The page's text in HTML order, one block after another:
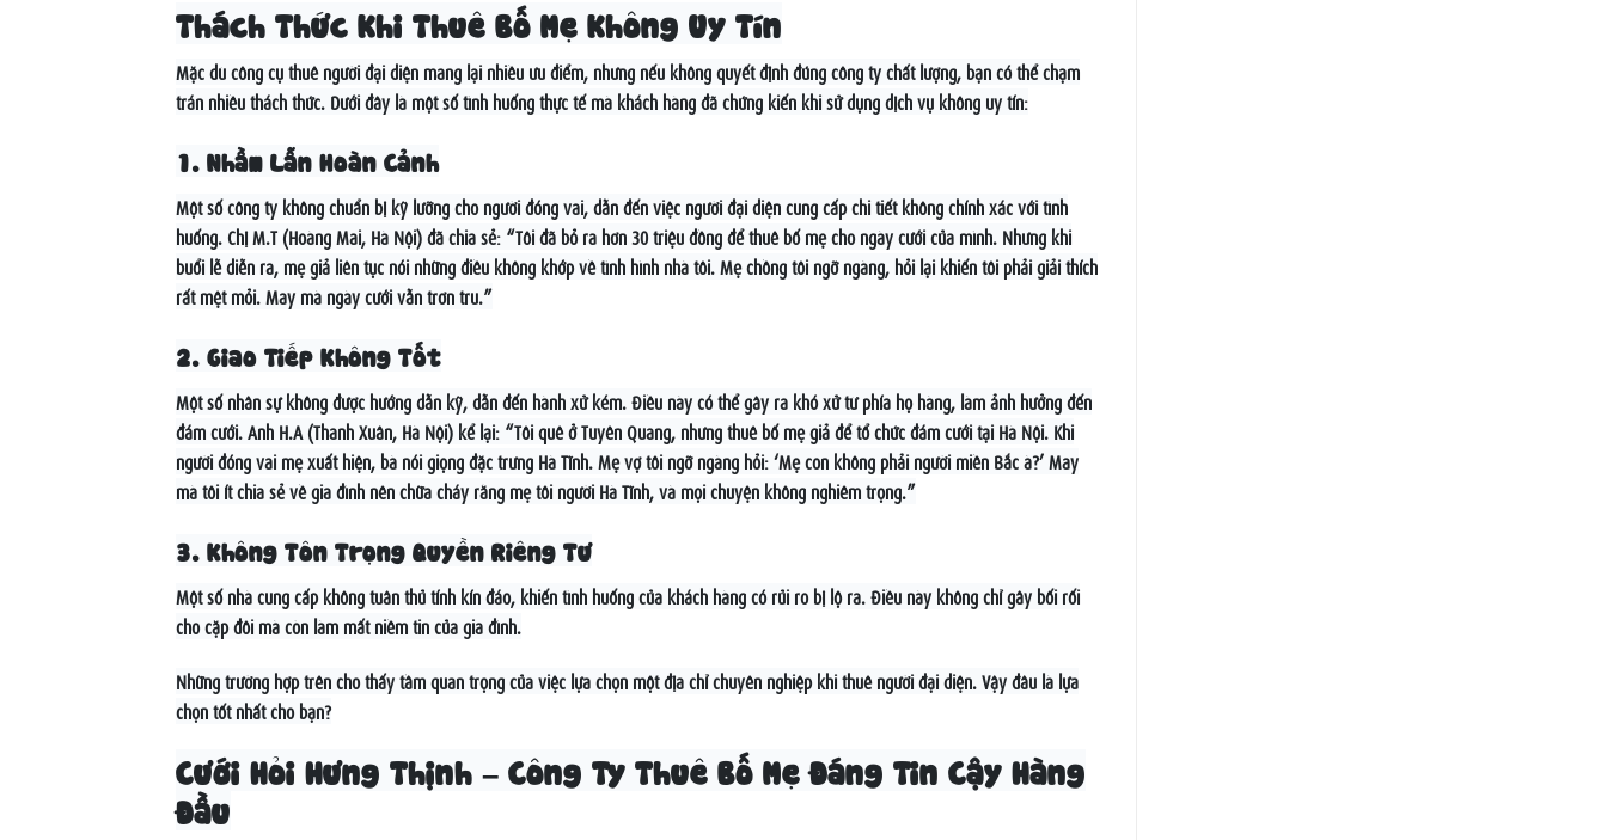
Thách Thức Khi Thuê Bố Mẹ Không Uy Tín
Mặc dù công cụ thuê người đại diện mang lại nhiều ưu điểm, nhưng nếu không quyết định đúng công ty chất lượng, bạn có thể chạm
trán nhiều thách thức. Dưới đây là một số tình huống thực tế mà khách hàng đã chứng kiến khi sử dụng dịch vụ không uy tín:
1. Nhầm Lẫn Hoàn Cảnh
Một số công ty không chuẩn bị kỹ lưỡng cho người đóng vai, dẫn đến việc người đại diện cung cấp chi tiết không chính xác với tình
huống. Chị M.T (Hoàng Mai, Hà Nội) đã chia sẻ: “Tôi đã bỏ ra hơn 30 triệu đồng để thuê bố mẹ cho ngày cưới của mình. Nhưng khi
buổi lễ diễn ra, mẹ giả liên tục nói những điều không khớp về tình hình nhà tôi. Mẹ chồng tôi ngỡ ngàng, hỏi lại khiến tôi phải giải thích
rất mệt mỏi. May mà ngày cưới vẫn trơn tru.”
2. Giao Tiếp Không Tốt
Một số nhân sự không được hướng dẫn kỹ, dẫn đến hành xử kém. Điều này có thể gây ra khó xử từ phía họ hàng, làm ảnh hưởng đến
đám cưới. Anh H.A (Thanh Xuân, Hà Nội) kể lại: “Tôi quê ở Tuyên Quang, nhưng thuê bố mẹ giả để tổ chức đám cưới tại Hà Nội. Khi
người đóng vai mẹ xuất hiện, bà nói giọng đặc trưng Hà Tĩnh. Mẹ vợ tôi ngỡ ngàng hỏi: ‘Mẹ con không phải người miền Bắc à?’ May
mà tôi ít chia sẻ về gia đình nên chữa cháy rằng mẹ tôi người Hà Tĩnh, và mọi chuyện không nghiêm trọng.”
3. Không Tôn Trọng Quyền Riêng Tư
Một số nhà cung cấp không tuân thủ tính kín đáo, khiến tình huống của khách hàng có rủi ro bị lộ ra. Điều này không chỉ gây bối rối
cho cặp đôi mà còn làm mất niềm tin của gia đình.
Những trường hợp trên cho thấy tầm quan trọng của việc lựa chọn một địa chỉ chuyên nghiệp khi thuê người đại diện. Vậy đâu là lựa
chọn tốt nhất cho bạn?
Cưới Hỏi Hưng Thịnh – Công Ty Thuê Bố Mẹ Đáng Tin Cậy Hàng
Đầu